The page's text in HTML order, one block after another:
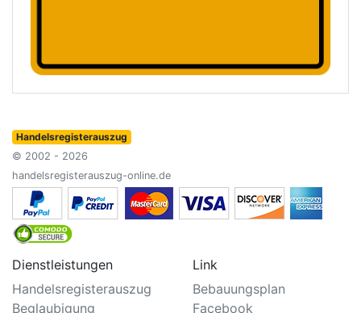
Handelsregisterauszug
© 2002 - 2026
handelsregisterauszug-online.de
Dienstleistungen
Handelsregisterauszug
Beglaubigung
Link
Bebauungsplan
Facebook